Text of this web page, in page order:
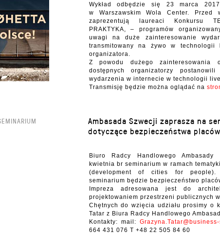
Wykład odbędzie się 23 marca
w Warszawskim Wola Center. Przed
zaprezentują laureaci Konkursu
PRAKTYKA, – programów
uwagi na duże zainteresowanie
transmitowany na żywo w
organizatora.
Z powodu dużego zainteresowania
dostępnych organizatorzy
wydarzenia w internecie w technologii
Transmisję będzie można oglądać na
Ambasada Szwecji zaprasza na
dotyczące bezpieczeństwa
Biuro Radcy Handlowego
kwietnia br seminarium w ramach
(development of cities for people).
seminarium będzie bezpieczeństwo
Impreza adresowana jest do
projektowaniem przestrzeni publicznych
Chętnych do wzięcia udziału prosimy o
Tatar z Biura Radcy Handlowego
Kontakty: mail:
664 431 076 T +48 22 505 84 60